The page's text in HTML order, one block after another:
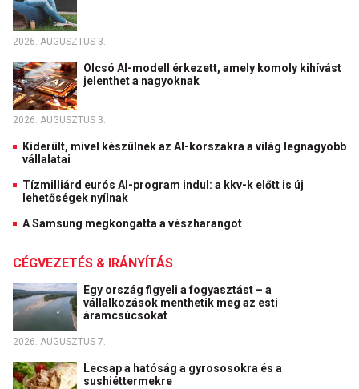
2026. AUGUSZTUS 3.
Olcsó AI-modell érkezett, amely komoly kihívást
jelenthet a nagyoknak
2026. AUGUSZTUS 3.
Kiderült, mivel készülnek az AI-korszakra a világ legnagyobb
vállalatai
Tízmilliárd eurós AI-program indul: a kkv-k előtt is új
lehetőségek nyílnak
A Samsung megkongatta a vészharangot
CÉGVEZETÉS & IRÁNYÍTÁS
Egy ország figyeli a fogyasztást – a
vállalkozások menthetik meg az esti
áramcsúcsokat
2026. AUGUSZTUS 7.
Lecsap a hatóság a gyrososokra és a
sushiéttermekre